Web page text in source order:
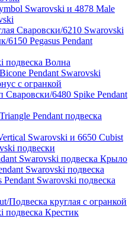
Swarovski и 4878 Male
Сваровски/6210 Swarovski
6150 Pegasus Pendant
подвеска Волна
Pendant Swarovski
c огранкой
6480 Spike Pendant
Pendant подвеска
Swarovski и 6650 Cubist
подвески
Swarovski подвеска Крыло
Swarovski подвеска
Pendant Swarovski подвеска
Подвеска круглая с огранкой
подвеска Крестик